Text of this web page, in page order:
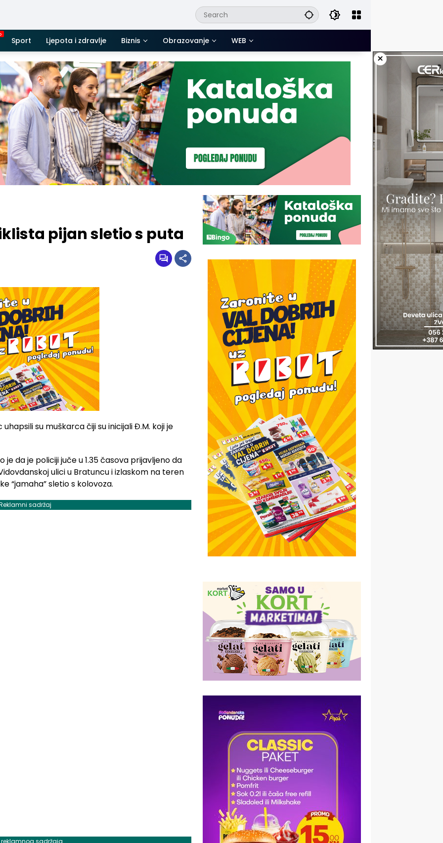
Sport Ljepota i zdravlje Biznis Obrazovanje WEB
×
pijan sletio s puta
su muškarca čiji su inicijali Đ.M. koji je
da je policiji juče u 1.35 časova prijavljeno da
ulici u Bratuncu i izlaskom na teren
“jamaha” sletio s kolovoza.
sadržaj
reklamnog sadržaja